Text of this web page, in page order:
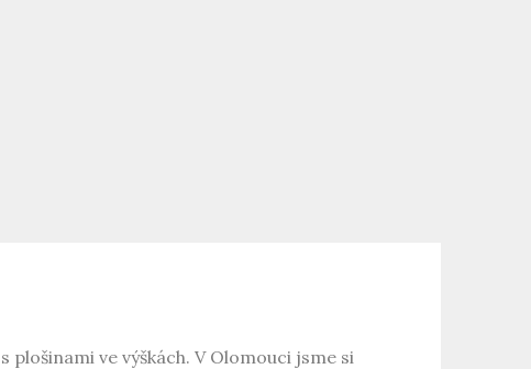
plošinami ve výškách. V Olomouci jsme si